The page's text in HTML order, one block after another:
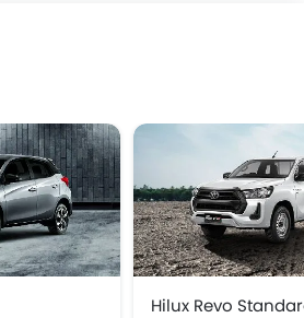
ดแสง
งตัวรถ
ลัง
ของรถ
อัตโนมัติ
โนมัติ
ดับสูง-ต่ำ
ง / ต่ำ
Hilux Revo